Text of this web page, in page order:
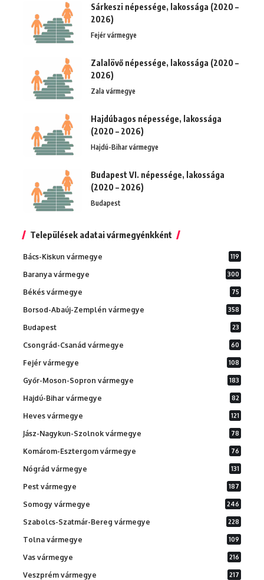
Sárkeszi népessége, lakossága (2020 –
2026)
Fejér vármegye
Zalalövő népessége, lakossága (2020 –
2026)
Zala vármegye
Hajdúbagos népessége, lakossága
(2020 – 2026)
Hajdú-Bihar vármegye
Budapest VI. népessége, lakossága
(2020 – 2026)
Budapest
Települések adatai vármegyénkként
Bács-Kiskun vármegye 119
Baranya vármegye 300
Békés vármegye 75
Borsod-Abaúj-Zemplén vármegye 358
Budapest 23
Csongrád-Csanád vármegye 60
Fejér vármegye 108
Győr-Moson-Sopron vármegye 183
Hajdú-Bihar vármegye 82
Heves vármegye 121
Jász-Nagykun-Szolnok vármegye 78
Komárom-Esztergom vármegye 76
Nógrád vármegye 131
Pest vármegye 187
Somogy vármegye 246
Szabolcs-Szatmár-Bereg vármegye 228
Tolna vármegye 109
Vas vármegye 216
Veszprém vármegye 217